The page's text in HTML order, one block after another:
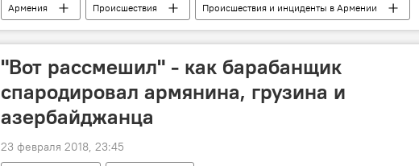
Армения Происшествия Происшествия и инциденты в Армении
"Вот рассмешил" - как барабанщик
спародировал армянина, грузина и
азербайджанца
23 февраля 2018, 23:45